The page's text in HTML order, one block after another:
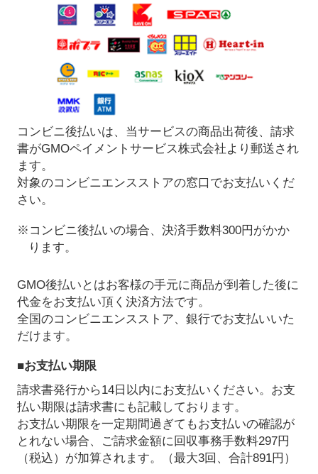
コンビニ後払いは、当サービスの商品出荷後、請求
書がGMOペイメントサービス株式会社より郵送され
ます。
対象のコンビニエンスストアの窓口でお支払いくだ
さい。
※コンビニ後払いの場合、決済手数料300円がかか
ります。
GMO後払いとはお客様の手元に商品が到着した後に
代金をお支払い頂く決済方法です。
全国のコンビニエンスストア、銀行でお支払いいた
だけます。
■お支払い期限
請求書発行から14日以内にお支払いください。お支
払い期限は請求書にも記載しております。
お支払い期限を一定期間過ぎてもお支払いの確認が
とれない場合、ご請求金額に回収事務手数料297円
（税込）が加算されます。（最大3回、合計891円）